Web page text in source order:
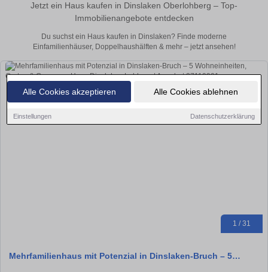
Alle Cookies akzeptieren Alle Cookies ablehnen
Einstellungen Datenschutzerklärung
Jetzt ein Haus kaufen in Dinslaken Oberlohberg – Top-
Immobilienangebote entdecken
Du suchst ein Haus kaufen in Dinslaken? Finde moderne
Einfamilienhäuser, Doppelhaushälften & mehr – jetzt ansehen!
1 / 31
Mehrfamilienhaus mit Potenzial in Dinslaken-Bruch – 5…